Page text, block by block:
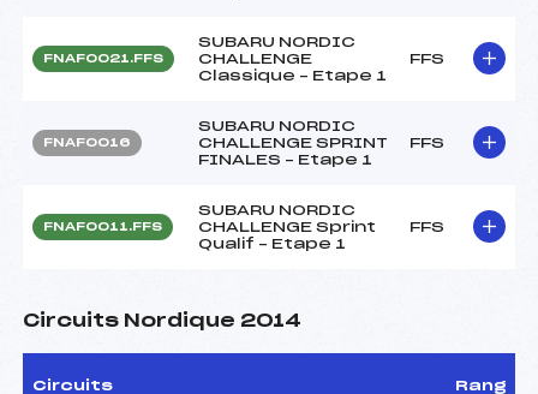
FNAF0021.FFS
SUBARU NORDIC
CHALLENGE
Classique – Etape 1
FFS
FNAF0016
SUBARU NORDIC
CHALLENGE SPRINT
FINALES – Etape 1
FFS
FNAF0011.FFS
SUBARU NORDIC
CHALLENGE Sprint
Qualif – Etape 1
FFS
Circuits Nordique 2014
Circuits Rang